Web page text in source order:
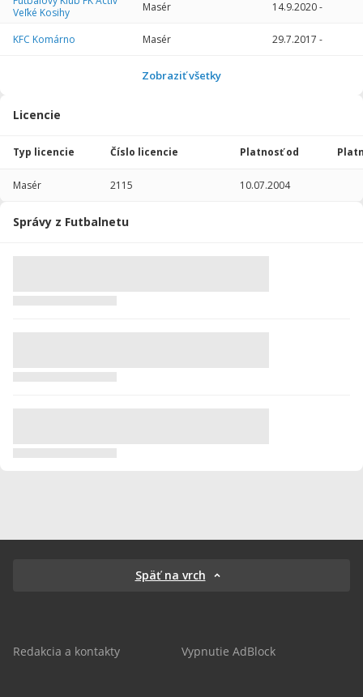
Veľké Kosihy
Masér 14.9.2020-
KFC Komárno Masér 29.7.2017 -
Masér
Zobraziť všetky
Licencie
Typ licencie Číslo licencie Platnosť od
Masér 2115 10.07.2004
Správy z Futbalnetu
Späť na vrch
Redakcia a kontakty Vypnutie AdBlock